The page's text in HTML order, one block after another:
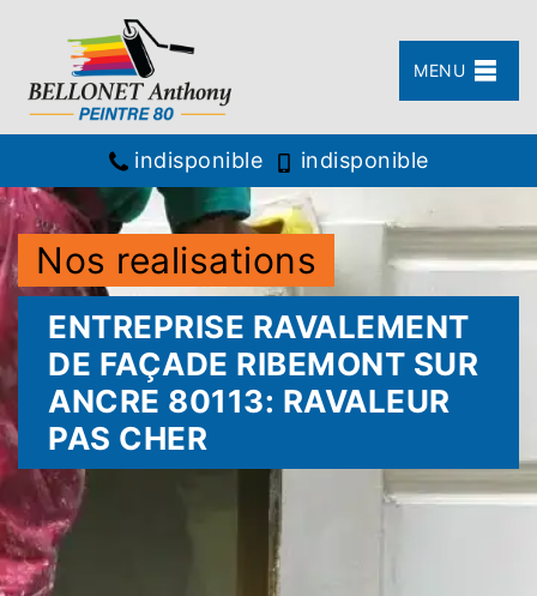
MENU
indisponible indisponible
Nos realisations
ENTREPRISE RAVALEMENT
DE FAÇADE RIBEMONT SUR
ANCRE 80113: RAVALEUR
PAS CHER